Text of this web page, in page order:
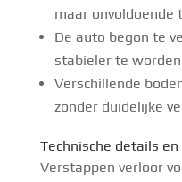
maar onvoldoende
De auto begon te
stabieler te
Verschillende
zonder duidelijke
Technische details
Verstappen verloor